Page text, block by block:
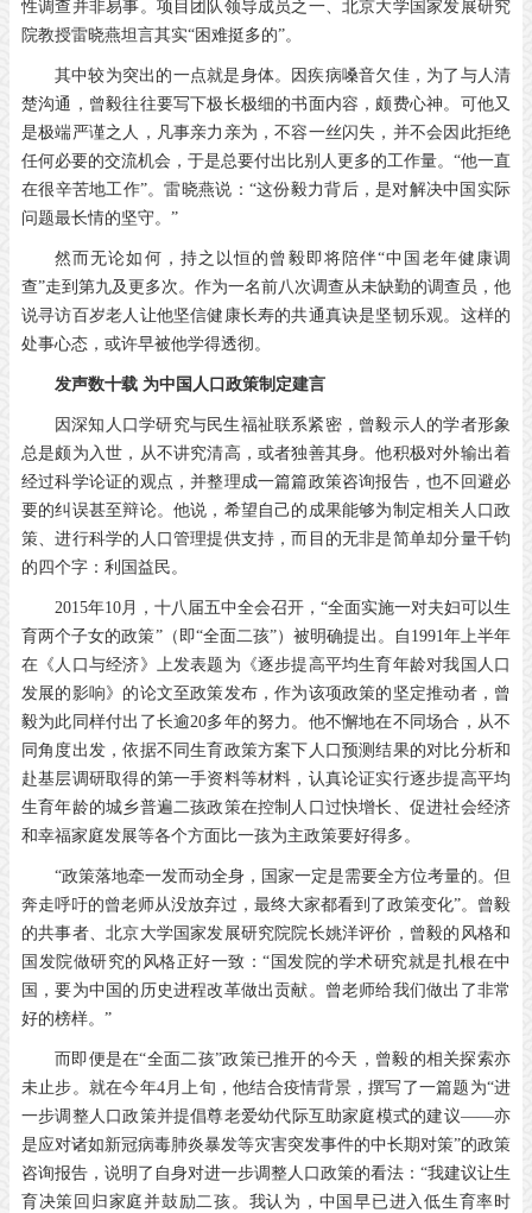
性调查并非易事。项目团队领导成员之一、北京大学国家发展研究
院教授雷晓燕坦言其实“困难挺多的”。
其中较为突出的一点就是身体。因疾病嗓音欠佳，为了与人清
楚沟通，曾毅往往要写下极长极细的书面内容，颇费心神。可他又
是极端严谨之人，凡事亲力亲为，不容一丝闪失，并不会因此拒绝
任何必要的交流机会，于是总要付出比别人更多的工作量。“他一直
在很辛苦地工作”。雷晓燕说：“这份毅力背后，是对解决中国实际
问题最长情的坚守。”
然而无论如何，持之以恒的曾毅即将陪伴“中国老年健康调
查”走到第九及更多次。作为一名前八次调查从未缺勤的调查员，他
说寻访百岁老人让他坚信健康长寿的共通真诀是坚韧乐观。这样的
处事心态，或许早被他学得透彻。
发声数十载 为中国人口政策制定建言
因深知人口学研究与民生福祉联系紧密，曾毅示人的学者形象
总是颇为入世，从不讲究清高，或者独善其身。他积极对外输出着
经过科学论证的观点，并整理成一篇篇政策咨询报告，也不回避必
要的纠误甚至辩论。他说，希望自己的成果能够为制定相关人口政
策、进行科学的人口管理提供支持，而目的无非是简单却分量千钧
的四个字：利国益民。
2015年10月，十八届五中全会召开，“全面实施一对夫妇可以生
育两个子女的政策”（即“全面二孩”）被明确提出。自1991年上半年
在《人口与经济》上发表题为《逐步提高平均生育年龄对我国人口
发展的影响》的论文至政策发布，作为该项政策的坚定推动者，曾
毅为此同样付出了长逾20多年的努力。他不懈地在不同场合，从不
同角度出发，依据不同生育政策方案下人口预测结果的对比分析和
赴基层调研取得的第一手资料等材料，认真论证实行逐步提高平均
生育年龄的城乡普遍二孩政策在控制人口过快增长、促进社会经济
和幸福家庭发展等各个方面比一孩为主政策要好得多。
“政策落地牵一发而动全身，国家一定是需要全方位考量的。但
奔走呼吁的曾老师从没放弃过，最终大家都看到了政策变化”。曾毅
的共事者、北京大学国家发展研究院院长姚洋评价，曾毅的风格和
国发院做研究的风格正好一致：“国发院的学术研究就是扎根在中
国，要为中国的历史进程改革做出贡献。曾老师给我们做出了非常
好的榜样。”
而即便是在“全面二孩”政策已推开的今天，曾毅的相关探索亦
未止步。就在今年4月上旬，他结合疫情背景，撰写了一篇题为“进
一步调整人口政策并提倡尊老爱幼代际互助家庭模式的建议——亦
是应对诸如新冠病毒肺炎暴发等灾害突发事件的中长期对策”的政策
咨询报告，说明了自身对进一步调整人口政策的看法：“我建议让生
育决策回归家庭并鼓励二孩。我认为，中国早已进入低生育率时